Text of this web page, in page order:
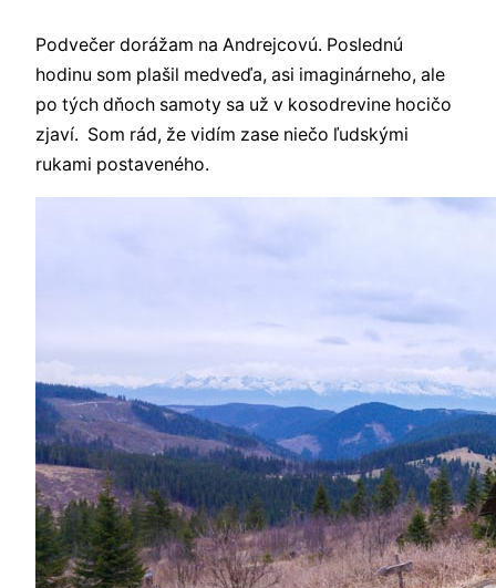
Podvečer dorážam na Andrejcovú. Poslednú
hodinu som plašil medveďa, asi imaginárneho, ale
po tých dňoch samoty sa už v kosodrevine hocičo
zjaví. Som rád, že vidím zase niečo ľudskými
rukami postaveného.